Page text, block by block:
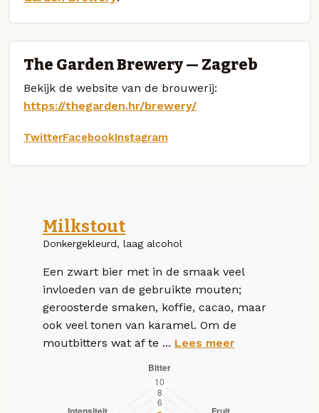
The Garden Brewery — Zagreb
Bekijk de website van de brouwerij:
https://thegarden.hr/brewery/
TwitterFacebookInstagram
Milkstout
Donkergekleurd, laag alcohol
Een zwart bier met in de smaak veel
invloeden van de gebruikte mouten;
geroosterde smaken, koffie, cacao, maar
ook veel tonen van karamel. Om de
moutbitters wat af te ... Lees meer